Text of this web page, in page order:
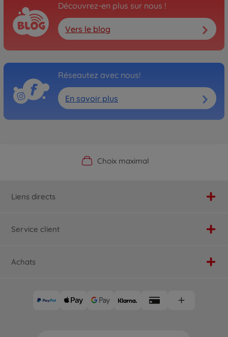
Découvrez-en plus sur nous !
Vers le blog
Réseautez avec nous!
En savoir plus
Boutique officielle du fabricant
Choix maximal
Service personnalisé
Livraison rapide
Liens directs
Service client
Achats